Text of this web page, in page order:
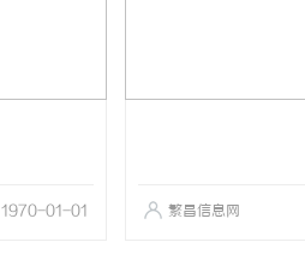
1970-01-01 繁昌信息网